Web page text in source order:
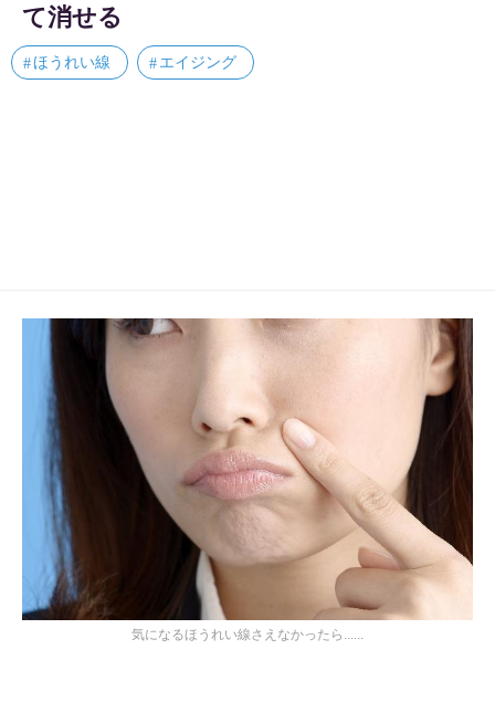
て消せる
ほうれい線 エイジング
気になるほうれい線さえなかったら......